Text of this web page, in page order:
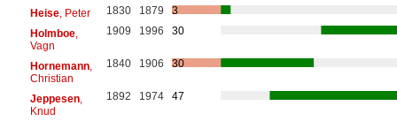
Heise, Peter 1830 1879
3
Holmboe,
Vagn
1909 1996 30
Hornemann,
Christian
1840 1906 30
Jeppesen,
Knud
1892 1974 47